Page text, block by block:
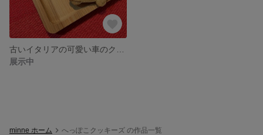
展示中
minne ホーム へっぽこクッキーズ の作品一覧